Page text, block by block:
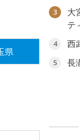
県
3
大
テ
4 西
5
長